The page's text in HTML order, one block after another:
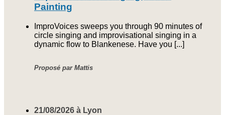
Painting
ImproVoices sweeps you through 90 minutes of
circle singing and improvisational singing in a
dynamic flow to Blankenese. Have you [...]
Proposé par Mattis
21/08/2026 à Lyon